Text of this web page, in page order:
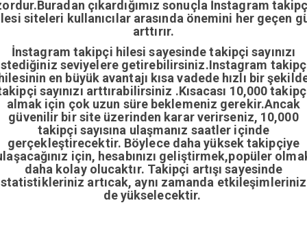
çıkardığımız sonuçla İnstagram
siteleri kullanıcılar arasında önemini her geçen
arttırır.
İnstagram takipçi hilesi sayesinde takipçi sayınızı
seviyelere getirebilirsiniz.Instagram
en büyük avantajı kısa vadede hızlı bir
sayınızı arttırabilirsiniz .Kısacası 10,000
almak için çok uzun süre beklemeniz gerekir.Ancak
güvenilir bir site üzerinden karar verirseniz, 10,000
takipçi sayısına ulaşmanız saatler içinde
gerçekleştirecektir. Böylece daha yüksek takipçiye
için, hesabınızı geliştirmek,popüler
daha kolay olucaktır. Takipçi artışı sayesinde
artıcak, aynı zamanda
de yükselecektir.